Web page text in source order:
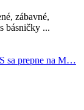
zábavné,
básničky ...
sa prepne na M…